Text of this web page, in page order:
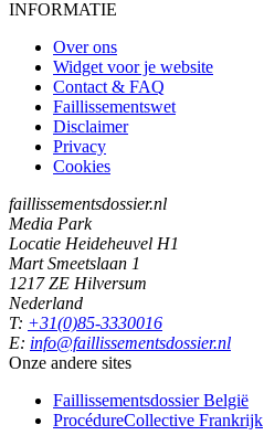
INFORMATIE
Over ons
Widget voor je website
Contact & FAQ
Faillissementswet
Disclaimer
Privacy
Cookies
faillissementsdossier.nl
Media Park
Locatie Heideheuvel H1
Mart Smeetslaan 1
1217 ZE Hilversum
Nederland
T: +31(0)85-3330016
E: info@faillissementsdossier.nl
Onze andere sites
Faillissementsdossier België
ProcédureCollective Frankrijk